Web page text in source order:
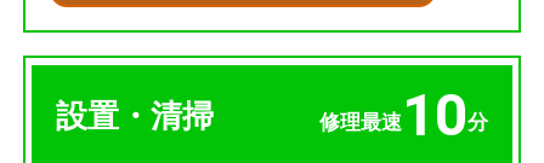
設置・清掃 修理最速 10分